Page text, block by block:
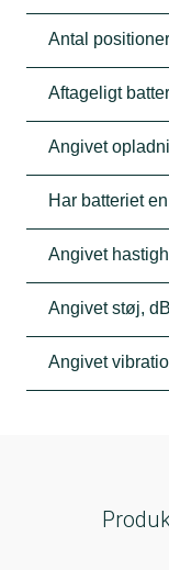
Antal
Aftageligt
Angivet
Har batteriet
Angivet
Angivet støj, dB
Angivet